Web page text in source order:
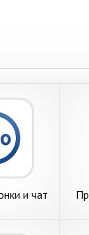
и чат